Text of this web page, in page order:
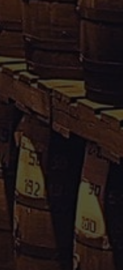
de rhum agricole de
cliquez